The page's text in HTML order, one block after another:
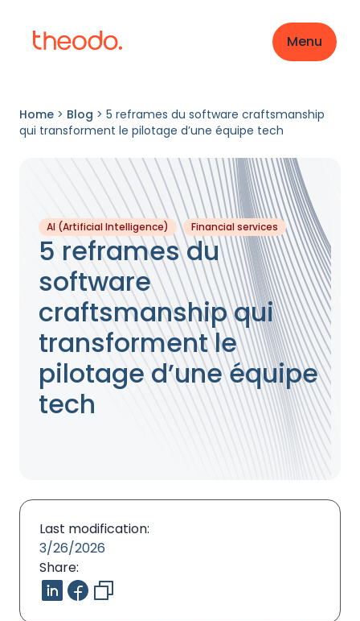
Menu
Home > Blog > 5 reframes du software craftsmanship
qui transforment le pilotage d’une équipe tech
AI (Artificial Intelligence) Financial services
5 reframes du
software
craftsmanship qui
transforment le
pilotage d’une équipe
tech
Last modification:
3/26/2026
Share: